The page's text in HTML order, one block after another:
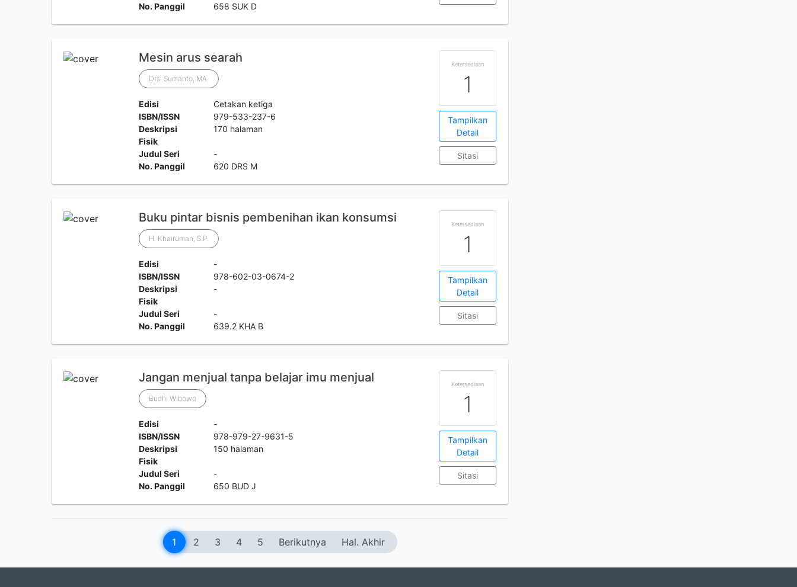
No. Panggil
658 SUK D
Mesin arus searah
Drs. Sumanto, MA.
Edisi
Cetakan ketiga
ISBN/ISSN
979-533-237-6
Deskripsi
Fisik
170 halaman
Judul Seri
-
No. Panggil
620 DRS M
Ketersediaan
1
Tampilkan
Detail
Sitasi
Buku pintar bisnis pembenihan ikan konsumsi
H. Khairuman, S.P.
Edisi
-
ISBN/ISSN
978-602-03-0674-2
Deskripsi
Fisik
-
Judul Seri
-
No. Panggil
639.2 KHA B
Ketersediaan
1
Tampilkan
Detail
Sitasi
Jangan menjual tanpa belajar imu menjual
Budhi Wibowo
Edisi
-
ISBN/ISSN
978-979-27-9631-5
Deskripsi
Fisik
150 halaman
Judul Seri
-
No. Panggil
650 BUD J
Ketersediaan
1
Tampilkan
Detail
Sitasi
1 2 3 4 5 Berikutnya Hal. Akhir